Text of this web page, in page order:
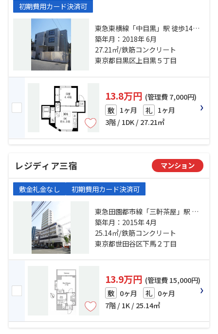
初期費用カード決済可
東急東横線「中目黒」駅 徒歩14分
東急東横線「祐天寺」駅 徒歩11分
東急田園都市線「池尻大橋」駅 徒
歩15分
築年月：2018年 6月
27.21㎡/鉄筋コンクリート
東京都目黒区上目黒５丁目
13.8万円 (管理費 7,000円)
敷 1ヶ月 礼 1ヶ月
3階 / 1DK / 27.21㎡
レジディア三宿 マンション
敷金礼金なし 初期費用カード決済可
東急田園都市線「三軒茶屋」駅 徒
歩14分 東急東横線「祐天寺」駅 徒
歩16分 東急田園都市線「池尻大
橋」駅 徒歩17分
築年月：2015年 4月
25.14㎡/鉄筋コンクリート
東京都世田谷区下馬２丁目
13.9万円 (管理費 15,000円)
敷 0ヶ月 礼 0ヶ月
7階 / 1K / 25.14㎡